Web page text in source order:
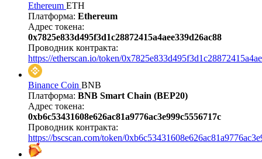
Ethereum ETH
Платформа: Ethereum
Адрес токена:
0x7825e833d495f3d1c28872415a4aee339d26ac88
Проводник контракта:
https://etherscan.io/token/
Binance Coin BNB
Платформа: BNB Smart Chain (BEP20)
Адрес токена:
0xb6c53431608e626ac81a9776ac3e999c5556717c
Проводник контракта:
https://bscscan.com/token/